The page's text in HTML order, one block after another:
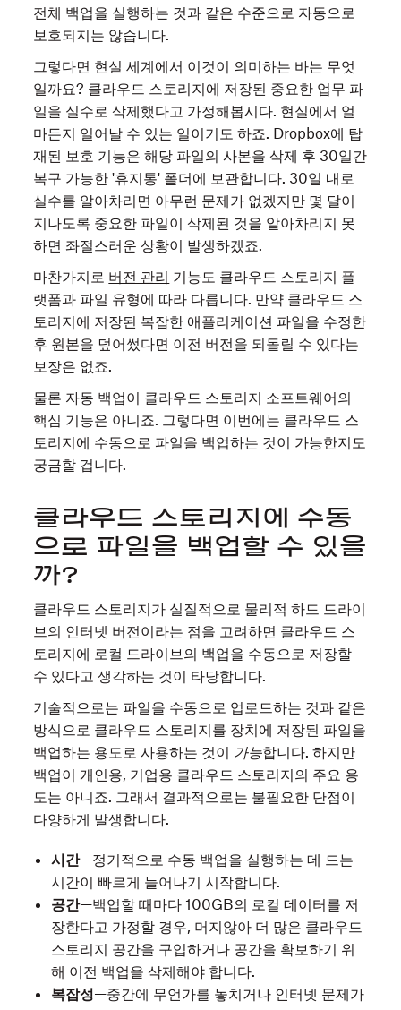
전체 백업을 실행하는 것과 같은 수준으로 자동으로
보호되지는 않습니다.
그렇다면 현실 세계에서 이것이 의미하는 바는 무엇
일까요? 클라우드 스토리지에 저장된 중요한 업무 파
일을 실수로 삭제했다고 가정해봅시다. 현실에서 얼
마든지 일어날 수 있는 일이기도 하죠. Dropbox에 탑
재된 보호 기능은 해당 파일의 사본을 삭제 후 30일간
복구 가능한 '휴지통' 폴더에 보관합니다. 30일 내로
실수를 알아차리면 아무런 문제가 없겠지만 몇 달이
지나도록 중요한 파일이 삭제된 것을 알아차리지 못
하면 좌절스러운 상황이 발생하겠죠.
마찬가지로 버전 관리 기능도 클라우드 스토리지 플
랫폼과 파일 유형에 따라 다릅니다. 만약 클라우드 스
토리지에 저장된 복잡한 애플리케이션 파일을 수정한
후 원본을 덮어썼다면 이전 버전을 되돌릴 수 있다는
보장은 없죠.
물론 자동 백업이 클라우드 스토리지 소프트웨어의
핵심 기능은 아니죠. 그렇다면 이번에는 클라우드 스
토리지에 수동으로 파일을 백업하는 것이 가능한지도
궁금할 겁니다.
클라우드 스토리지에 수동
으로 파일을 백업할 수 있을
까?
클라우드 스토리지가 실질적으로 물리적 하드 드라이
브의 인터넷 버전이라는 점을 고려하면 클라우드 스
토리지에 로컬 드라이브의 백업을 수동으로 저장할
수 있다고 생각하는 것이 타당합니다.
기술적으로는 파일을 수동으로 업로드하는 것과 같은
방식으로 클라우드 스토리지를 장치에 저장된 파일을
백업하는 용도로 사용하는 것이 가능합니다. 하지만
백업이 개인용, 기업용 클라우드 스토리지의 주요 용
도는 아니죠. 그래서 결과적으로는 불필요한 단점이
다양하게 발생합니다.
시간—정기적으로 수동 백업을 실행하는 데 드는
시간이 빠르게 늘어나기 시작합니다.
공간—백업할 때마다 100GB의 로컬 데이터를 저
장한다고 가정할 경우, 머지않아 더 많은 클라우드
스토리지 공간을 구입하거나 공간을 확보하기 위
해 이전 백업을 삭제해야 합니다.
복잡성—중간에 무언가를 놓치거나 인터넷 문제가